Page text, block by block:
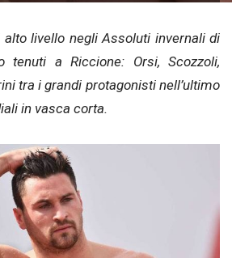
alto livello negli Assoluti invernali di
tenuti a Riccione: Orsi, Scozzoli,
tra i grandi protagonisti nell’ultimo
in vasca corta.